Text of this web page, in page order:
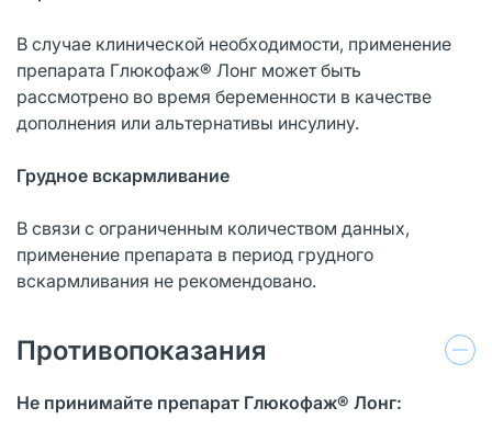
В случае клинической необходимости, применение
препарата Глюкофаж® Лонг может быть
рассмотрено во время беременности в качестве
дополнения или альтернативы инсулину.
Грудное вскармливание
В связи с ограниченным количеством данных,
применение препарата в период грудного
вскармливания не рекомендовано.
Противопоказания
Не принимайте препарат Глюкофаж® Лонг: